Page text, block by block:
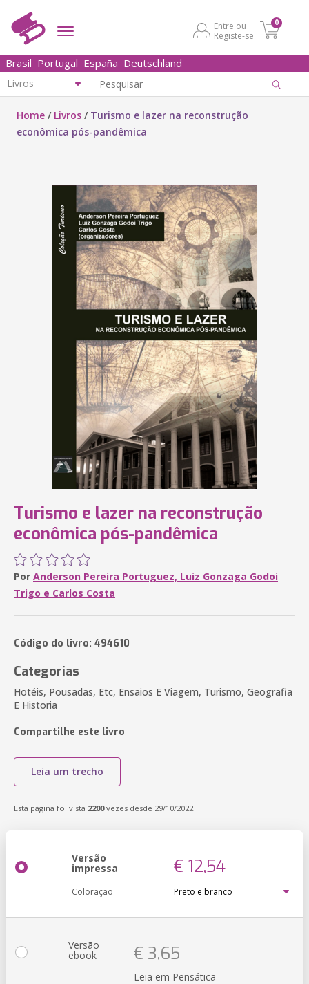
Entre ou
Registe-se
0
Brasil Portugal España Deutschland
Home / Livros / Turismo e lazer na reconstrução
econômica pós-pandêmica
Turismo e lazer na reconstrução
econômica pós-pandêmica
Por Anderson Pereira Portuguez, Luiz Gonzaga Godoi
Trigo e Carlos Costa
Código do livro: 494610
Categorias
Hotéis, Pousadas, Etc, Ensaios E Viagem, Turismo, Geografia
E Historia
Compartilhe este livro
Leia um trecho
Esta página foi vista 2200vezes desde 29/10/2022
Versão
impressa € 12,54
Coloração
Versão
ebook € 3,65
Leia em Pensática